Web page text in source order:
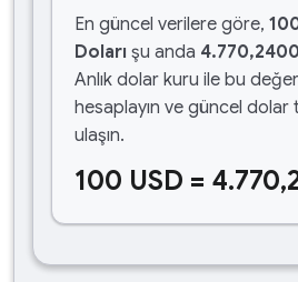
En güncel verilere göre,
Doları şu anda
Anlık dolar kuru ile bu değeri
hesaplayın ve güncel dolar
ulaşın.
100 USD =